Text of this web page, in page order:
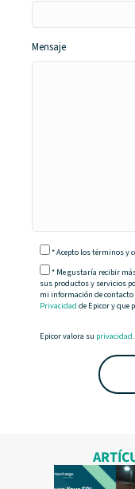
Mensaje
*Acepto los términos y
* Me gustaría recibir
sus productos y servicios
mi información de
Privacidad de Epicor y que
Epicor valora su privacidad